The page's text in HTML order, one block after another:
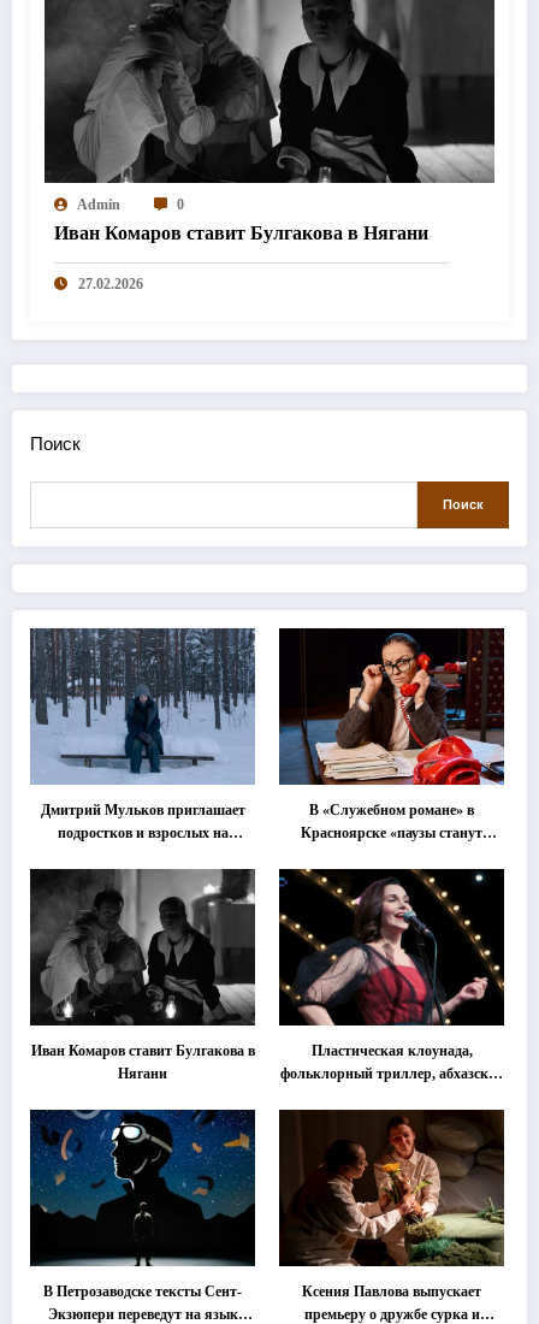
Admin 0
Иван Комаров ставит Булгакова в Нягани
27.02.2026
Поиск
Поиск
Дмитрий Мульков приглашает
подростков и взрослых на
В «Служебном романе» в
Красноярске «паузы станут
Иван Комаров ставит Булгакова в
Нягани
Пластическая клоунада,
фольклорный триллер, абхазская
втором этапе фестиваля
«Монокль»
В Петрозаводске тексты Сент-
Экзюпери переведут на язык
Ксения Павлова выпускает
премьеру о дружбе сурка и